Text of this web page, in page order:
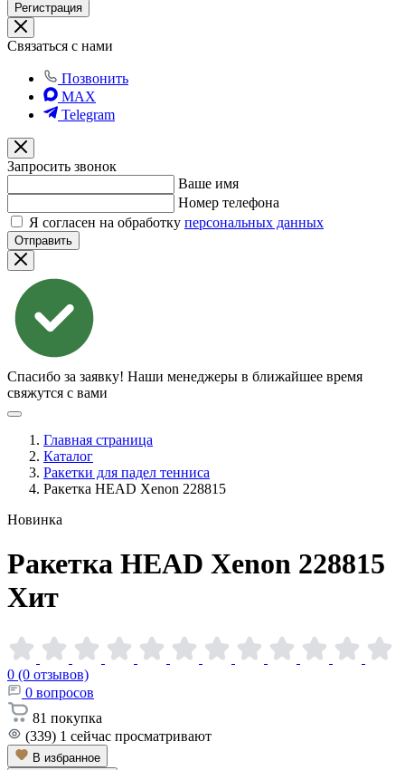
Регистрация
Связаться с нами
Позвонить
MAX
Telegram
Запросить звонок
Ваше имя
Номер телефона
Я согласен на обработку персональных данных
Отправить
Спасибо за заявку! Наши менеджеры в ближайшее время
свяжутся с вами
Главная страница
Каталог
Ракетки для падел тенниса
Ракетка HEAD Xenon 228815
Новинка
Ракетка HEAD Xenon 228815
Хит
0 (0 отзывов)
0 вопросов
81 покупка
(339) 1 сейчас просматривают
В избранное